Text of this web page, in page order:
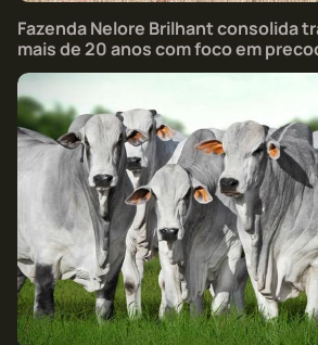
Fazenda Nelore Brilhant consolida
mais de 20 anos com foco em